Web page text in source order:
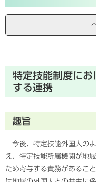
特定技能制度にお
する連携
趣旨
今後、特定技能外国人の
え、特定技能所属機関が地
ため寄与する責務があるこ